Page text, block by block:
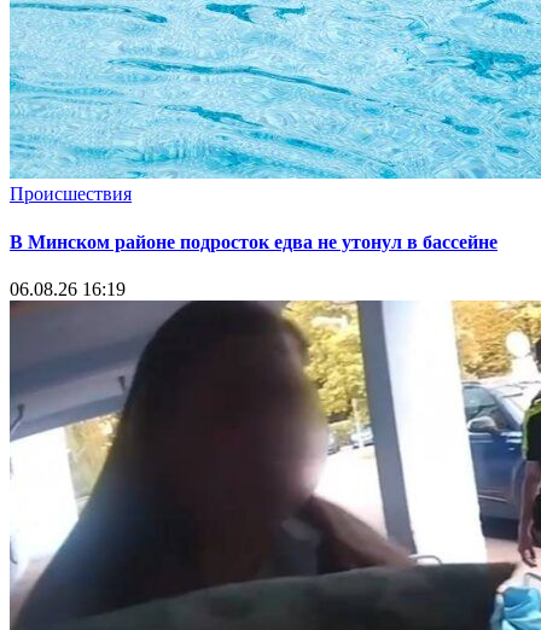
Происшествия
В Минском районе подросток едва не утонул в бассейне
06.08.26 16:19